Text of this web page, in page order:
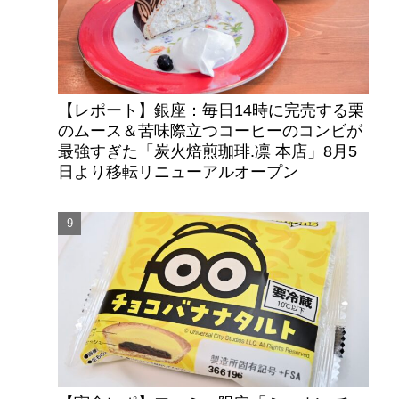
【レポート】銀座：毎日14時に完売する栗
のムース＆苦味際立つコーヒーのコンビが
最強すぎた「炭火焙煎珈琲.凛 本店」8月5
日より移転リニューアルオープン